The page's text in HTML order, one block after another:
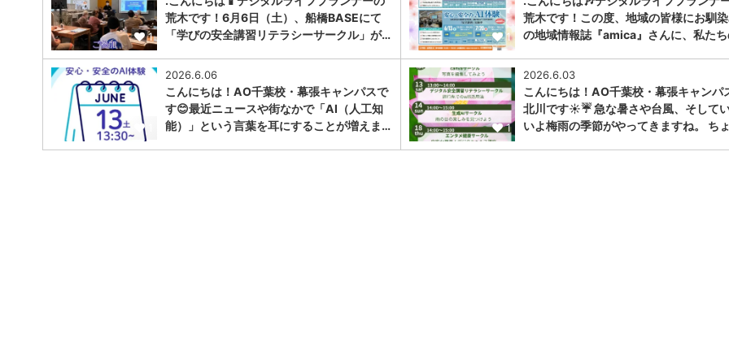
1
荒木です！6月6日（土）、船橋BASEにて
「学びの安全講習リテラシーサークル」が…
1
荒木です！この度、地域の皆様にお馴
の地域情報誌『amica』さんに、私た
1
2026.6.06
こんにちは！AO千葉校・幕張キャンパスで
す😊最近ニュースや街なかで「AI（人工知
能）」という言葉を耳にすることが増えま…
1
2026.6.03
こんにちは！AO千葉校・幕張キャンパ
北川です☀️☔️ 急な暑さや台風、そして
いよ梅雨の季節がやってきますね。 ち